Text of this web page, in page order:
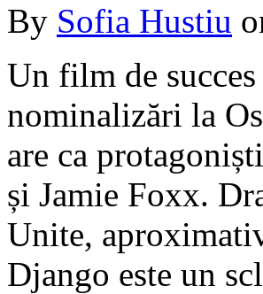
By Sofia Hustiu
Un film de
nominalizări la
are ca
și Jamie Foxx.
Unite,
Django este un